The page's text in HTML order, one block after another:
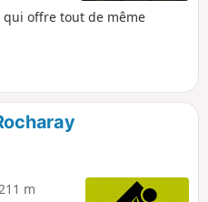
qui offre tout de même
m